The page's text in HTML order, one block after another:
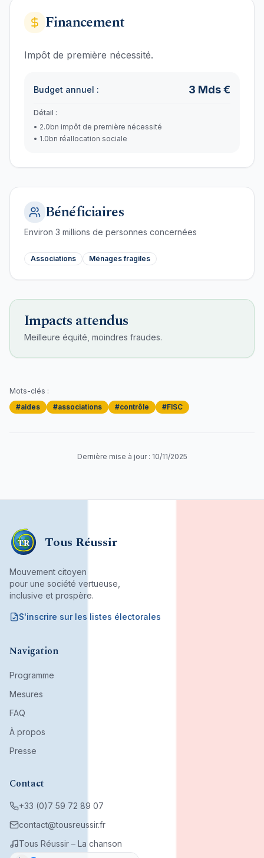
Financement
Impôt de première nécessité.
Budget annuel : 3 Mds €
Détail :
• 2.0bn impôt de première nécessité
• 1.0bn réallocation sociale
Bénéficiaires
Environ 3 millions de personnes concernées
Associations Ménages fragiles
Impacts attendus
Meilleure équité, moindres fraudes.
Mots-clés :
#aides #associations #contrôle #FISC
Dernière mise à jour : 10/11/2025
TR Tous Réussir
Mouvement citoyen
pour une société vertueuse,
inclusive et prospère.
S'inscrire sur les listes électorales
Navigation
Programme
Mesures
FAQ
À propos
Presse
Contact
+33 (0)7 59 72 89 07
contact@tousreussir.fr
Tous Réussir – La chanson